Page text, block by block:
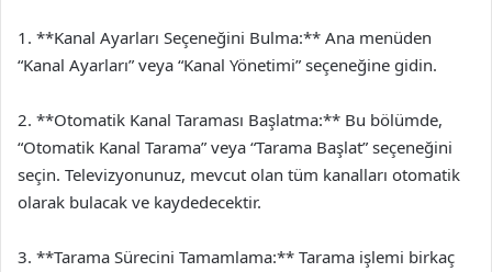
1. **Kanal Ayarları Seçeneğini Bulma:** Ana menüden
“Kanal Ayarları” veya “Kanal Yönetimi” seçeneğine gidin.
2. **Otomatik Kanal Taraması Başlatma:** Bu bölümde,
“Otomatik Kanal Tarama” veya “Tarama Başlat” seçeneğini
seçin. Televizyonunuz, mevcut olan tüm kanalları otomatik
olarak bulacak ve kaydedecektir.
3. **Tarama Sürecini Tamamlama:** Tarama işlemi birkaç